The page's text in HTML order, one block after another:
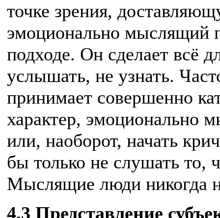
точке зрения,
эмоционально мыслящий
подходе. Он сделает всё
услышать, не узнать.
принимает совершенно
характер, эмоционально
или, наоборот, начать
бы только не слушать то,
Мыслящие люди никогда
4.3 Представление